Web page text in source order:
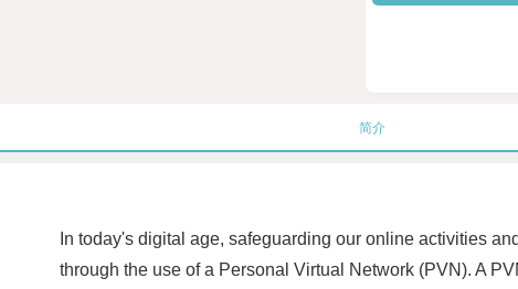
简介
In today's digital age, safeguarding our online activities
through the use of a Personal Virtual Network (PVN). A